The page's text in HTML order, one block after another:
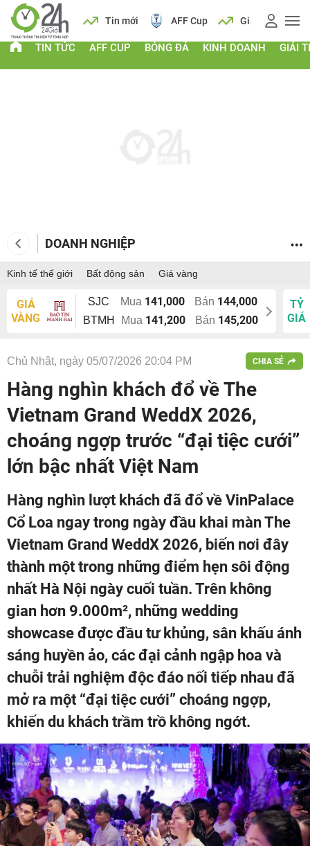
Lịch Tin mới AFF Cup Giá vàng
TIN TỨC AFF CUP BÓNG ĐÁ KINH DOANH GIẢI
DOANH NGHIỆP
Kinh tế thế giới Bất động sản Giá vàng
GIÁ
VÀNG
SJC Mua 141,000 Bán 144,000
BTMH Mua 141,200 Bán 145,200
TỶ
GIÁ
Chủ Nhật, ngày 05/07/2026 20:04 PM CHIA SẺ
Hàng nghìn khách đổ về The
Vietnam Grand WeddX 2026,
choáng ngợp trước “đại tiệc cưới”
lớn bậc nhất Việt Nam
Hàng nghìn lượt khách đã đổ về VinPalace
Cổ Loa ngay trong ngày đầu khai màn The
Vietnam Grand WeddX 2026, biến nơi đây
thành một trong những điểm hẹn sôi động
nhất Hà Nội ngày cuối tuần. Trên không
gian hơn 9.000m², những wedding
showcase được đầu tư khủng, sân khấu ánh
sáng huyền ảo, các đại cảnh ngập hoa và
chuỗi trải nghiệm độc đáo nối tiếp nhau đã
mở ra một “đại tiệc cưới” choáng ngợp,
khiến du khách trầm trồ không ngớt.